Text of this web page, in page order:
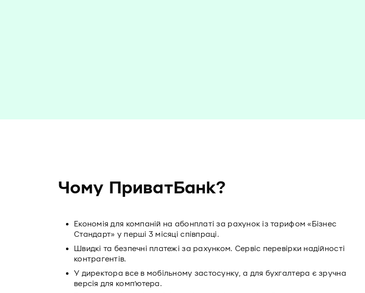
Чому ПриватБанк?
Економія для компаній на абонплаті за рахунок із тарифом «Бізнес
Стандарт» у перші 3 місяці співпраці.
Швидкі та безпечні платежі за рахунком. Сервіс перевірки надійності
контрагентів.
У директора все в мобільному застосунку, а для бухгалтера є зручна
версія для комп’ютера.